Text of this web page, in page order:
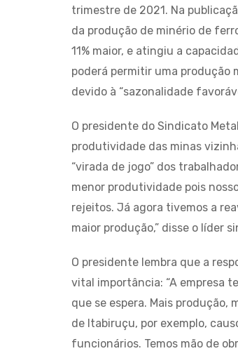
trimestre de 2021. Na
da produção de minério de
11% maior, e atingiu a
poderá permitir uma produção
devido à “sazonalidade
O presidente do Sindicato
produtividade das minas
“virada de jogo” dos
menor produtividade pois
rejeitos. Já agora tivemos a
maior produção,” disse o líder
O presidente lembra que a
vital importância: “A empresa
que se espera. Mais produção,
de Itabiruçu, por exemplo,
funcionários. Temos mão de